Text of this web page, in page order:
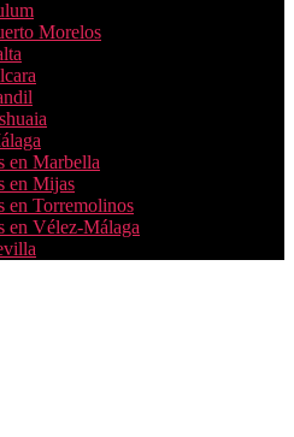
Morelos
en Marbella
en Mijas
en Torremolinos
en Vélez-Málaga